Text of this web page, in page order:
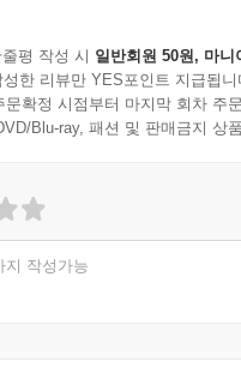
평 작성 시 일반회원 50원, 마니
한 리뷰만 YES포인트 지급됩니
문확정 시점부터 마지막 회차 주
Blu-ray, 패션 및 판매금지 상
지 작성가능